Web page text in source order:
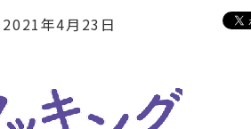
年4月23日